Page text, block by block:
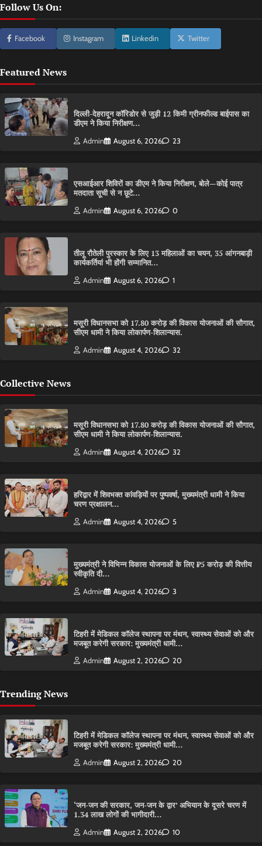
Follow Us On:
Facebook Instagram Linkedin Twitter
Featured News
दिल्ली-देहरादून कॉरिडोर से जुड़ी 12 किमी ग्रीनफील्ड बाईपास का
डीएम ने किया निरीक्षण…
Admin August 6, 2026 23
एसआईआर शिविरों का डीएम ने किया निरीक्षण, बोले—कोई पात्र
मतदाता सूची से न छूटे…
Admin August 6, 2026 0
तीलू रौतेली पुरस्कार के लिए 13 महिलाओं का चयन, 35 आंगनबाड़ी
कार्यकर्तियां भी होंगी सम्मानित…
Admin August 6, 2026 1
मसूरी विधानसभा को 17.80 करोड़ की विकास योजनाओं की सौगात,
सीएम धामी ने किया लोकार्पण-शिलान्यास.
Admin August 4, 2026 32
Collective News
मसूरी विधानसभा को 17.80 करोड़ की विकास योजनाओं की सौगात,
सीएम धामी ने किया लोकार्पण-शिलान्यास.
Admin August 4, 2026 32
हरिद्वार में शिवभक्त कांवड़ियों पर पुष्पवर्षा, मुख्यमंत्री धामी ने किया
चरण प्रक्षालन…
Admin August 4, 2026 5
मुख्यमंत्री ने विभिन्न विकास योजनाओं के लिए ₹5 करोड़ की वित्तीय
स्वीकृति दी…
Admin August 4, 2026 3
टिहरी में मेडिकल कॉलेज स्थापना पर मंथन, स्वास्थ्य सेवाओं को और
मजबूत करेगी सरकार: मुख्यमंत्री धामी…
Admin August 2, 2026 20
Trending News
टिहरी में मेडिकल कॉलेज स्थापना पर मंथन, स्वास्थ्य सेवाओं को और
मजबूत करेगी सरकार: मुख्यमंत्री धामी…
Admin August 2, 2026 20
‘जन-जन की सरकार, जन-जन के द्वार’ अभियान के दूसरे चरण में
1.34 लाख लोगों की भागीदारी…
Admin August 2, 2026 10